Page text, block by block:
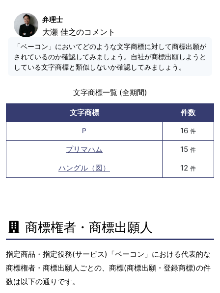
弁理士
大瀬 佳之のコメント
「ベーコン」においてどのような文字商標に対して商標出願が
されているのか確認してみましょう。自社が商標出願しようと
している文字商標と類似しないか確認してみましょう。
文字商標一覧 (全期間)
文字商標
件数
Ｐ
16 件
プリマハム 15 件
ハングル（図） 12 件
商標権者・商標出願人
指定商品・指定役務(サービス)「ベーコン」における代表的な
商標権者・商標出願人ごとの、商標(商標出願・登録商標)の件
数は以下の通りです。